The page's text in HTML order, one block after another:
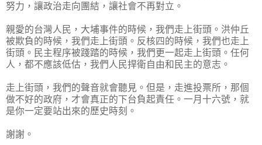
努力，讓政治走向團結，讓社會不再對立。
親愛的台灣人民，大埔事件的時候，我們走上街頭。洪仲丘
被欺負的時候，我們走上街頭。反核四的時候，我們也走上
街頭。民主程序被踐踏的時候，我們更一起走上街頭。任何
人，都不應該低估，我們人民捍衛自由和民主的意志。
走上街頭，我們的聲音就會聽見。但是，走進投票所，那個
做不好的政府，才會真正的下台負起責任。一月十六號，就
是你一定要站出來的歷史時刻。
謝謝。